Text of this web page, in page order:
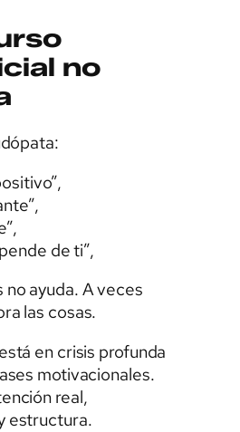
no
de ti”,
no ayuda. A veces
las cosas.
en crisis profunda
motivacionales.
real,
estructura.